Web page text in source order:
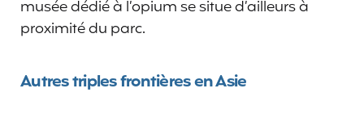
musée dédié à l’opium se situe d’ailleurs à
proximité du parc.
Autres triples frontières en Asie